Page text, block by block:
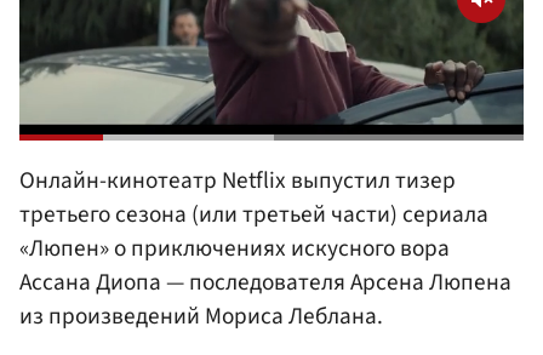
Онлайн-кинотеатр Netflix выпустил тизер
третьего сезона (или третьей части) сериала
«Люпен» о приключениях искусного вора
Ассана Диопа — последователя Арсена Люпена
из произведений Мориса Леблана.